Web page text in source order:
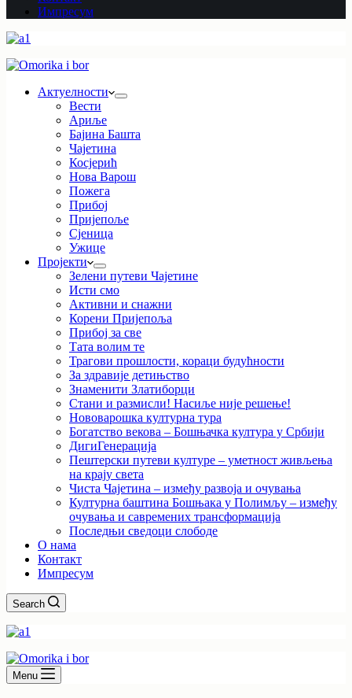
Импресум
Актуелности
Вести
Ариље
Бајина Башта
Чајетина
Косјерић
Нова Варош
Пожега
Прибој
Пријепоље
Сјеница
Ужице
Пројекти
Зелени путеви Чајетине
Исти смо
Активни и снажни
Корени Пријепоља
Прибој за све
Тата волим те
Трагови прошлости, кораци будућности
За здравије детињство
Знаменити Златиборци
Стани и размисли! Насиље није решење!
Нововарошка културна тура
Богатство векова – Бошњачка култура у Србији
ДигиГенерација
Пештерски путеви културе – уметност живљења
на крају света
Чиста Чајетина – између развоја и очувања
Културна баштина Бошњака у Полимљу – између
очувања и савремених трансформација
Последњи сведоци слободе
О нама
Контакт
Импресум
Search
Menu